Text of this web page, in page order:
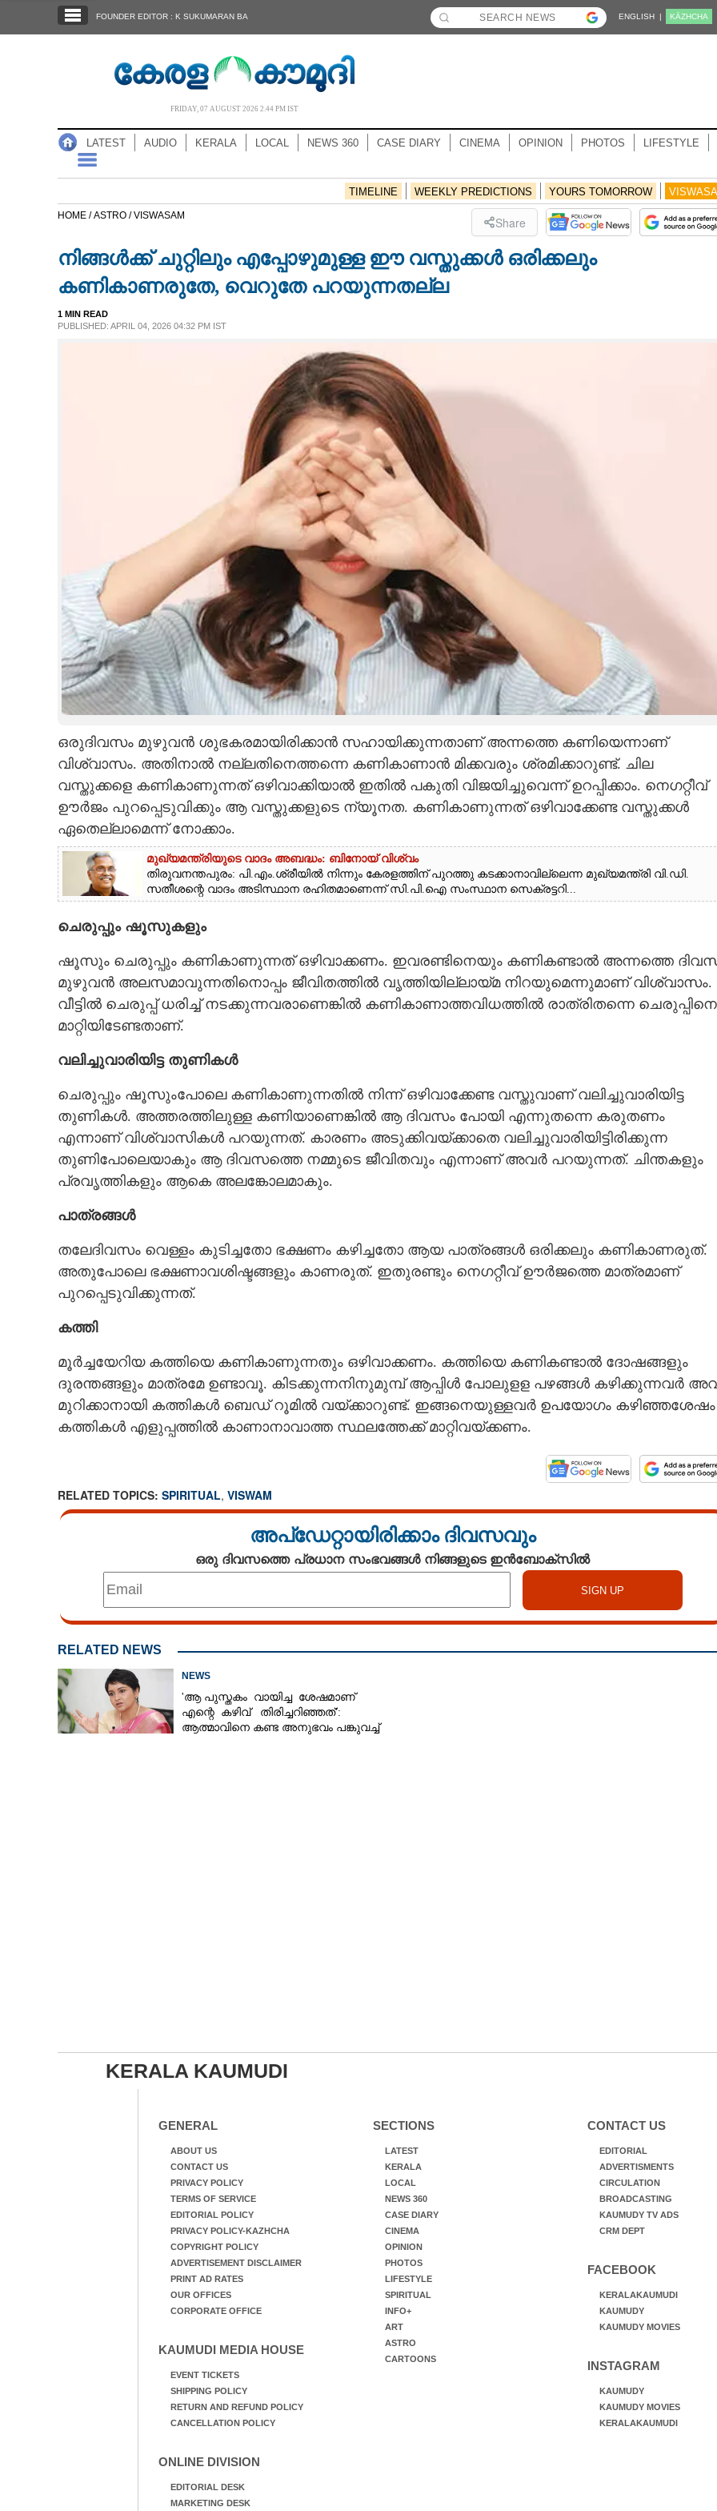
NOTIFIED NEWS
NEWS 360
CASE DIARY
CARTOONS
LITERATURE
CONTACT US
FOUNDER EDITOR : K SUKUMARAN BA ENGLISH | KĀZHCHA
FRIDAY, 07 AUGUST 2026 2.44 PM IST
LATEST AUDIO KERALA LOCAL NEWS 360 CASE DIARY CINEMA OPINION PHOTOS LIFESTYLE
TIMELINE WEEKLY PREDICTIONS YOURS TOMORROW
HOME /ASTRO /VISWASAM Share
നിങ്ങൾക്ക് ചുറ്റിലും എപ്പോഴുമുള്ള ഈ വസ്തുക്കൾ ഒരിക്കലും
കണികാണരുതേ, വെറുതേ പറയുന്നതല്ല
1 MIN READ
PUBLISHED: APRIL 04, 2026 04:32 PM IST
ഒരുദിവസം മുഴുവൻ ശുഭകരമായിരിക്കാൻ സഹായിക്കുന്നതാണ് അന്നത്തെ കണിയെന്നാണ്
വിശ്വാസം. അതിനാൽ നല്ലതിനെത്തന്നെ കണികാണാൻ മിക്കവരും ശ്രമിക്കാറുണ്ട്. ചില
വസ്തുക്കളെ കണികാണുന്നത് ഒഴിവാക്കിയാൽ ഇതിൽ പകുതി വിജയിച്ചുവെന്ന് ഉറപ്പിക്കാം. നെഗറ്റീവ്
ഊർജം പുറപ്പെടുവിക്കും ആ വസ്തുക്കളുടെ ന്യൂനത. കണികാണുന്നത് ഒഴിവാക്കേണ്ട വസ്തുക്കൾ
ഏതെല്ലാമെന്ന് നോക്കാം.
മുഖ്യമന്ത്രിയുടെ വാദം അബദ്ധം: ബിനോയ് വിശ്വം
തിരുവനന്തപുരം: പി.എം.ശ്രീയിൽ നിന്നും കേരളത്തിന് പുറത്തു കടക്കാനാവില്ലെന്ന മുഖ്യമന്ത്രി വി.ഡി.
സതീശന്റെ വാദം അടിസ്ഥാന രഹിതമാണെന്ന് സി.പി.ഐ സംസ്ഥാന സെക്രട്ടറി...
ചെരുപ്പും ഷൂസുകളും
ഷൂസും ചെരുപ്പും കണികാണുന്നത് ഒഴിവാക്കണം. ഇവരണ്ടിനെയും കണികണ്ടാൽ അന്നത്തെ
മുഴുവൻ അലസമാവുന്നതിനൊപ്പം ജീവിതത്തിൽ വൃത്തിയില്ലായ്മ നിറയുമെന്നുമാണ് വിശ്വാസം.
വീട്ടിൽ ചെരുപ്പ് ധരിച്ച് നടക്കുന്നവരാണെങ്കിൽ കണികാണാത്തവിധത്തിൽ രാത്രിതന്നെ ചെരുപ്പിനെ
മാറ്റിയിടേണ്ടതാണ്.
വലിച്ചുവാരിയിട്ട തുണികൾ
ചെരുപ്പും ഷൂസുംപോലെ കണികാണുന്നതിൽ നിന്ന് ഒഴിവാക്കേണ്ട വസ്തുവാണ് വലിച്ചുവാരിയിട്ട
തുണികൾ. അത്തരത്തിലുള്ള കണിയാണെങ്കിൽ ആ ദിവസം പോയി എന്നുതന്നെ കരുതണം
എന്നാണ് വിശ്വാസികൾ പറയുന്നത്. കാരണം അടുക്കിവയ്ക്കാതെ വലിച്ചുവാരിയിട്ടിരിക്കുന്ന
തുണിപോലെയാകും ആ ദിവസത്തെ നമ്മുടെ ജീവിതവും എന്നാണ് അവർ പറയുന്നത്. ചിന്തകളും
പ്രവൃത്തികളും ആകെ അലങ്കോലമാകും.
പാത്രങ്ങൾ
തലേദിവസം വെള്ളം കുടിച്ചതോ ഭക്ഷണം കഴിച്ചതോ ആയ പാത്രങ്ങൾ ഒരിക്കലും കണികാണരുത്.
അതുപോലെ ഭക്ഷണാവശിഷ്ടങ്ങളും കാണരുത്. ഇതുരണ്ടും നെഗറ്റീവ്ഊർജത്തെ മാത്രമാണ്
പുറപ്പെടുവിക്കുന്നത്.
കത്തി
മൂർച്ചയേറിയ കത്തിയെ കണികാണുന്നതും ഒഴിവാക്കണം. കത്തിയെ കണികണ്ടാൽ ദോഷങ്ങളും
ദുരന്തങ്ങളും മാത്രമേ ഉണ്ടാവൂ. കിടക്കുന്നനിനുമുമ്പ് ആപ്പിൾ പോലുളള പഴങ്ങൾ കഴിക്കുന്നവർ
മുറിക്കാനായി കത്തികൾ ബെഡ് റൂമിൽ വയ്ക്കാറുണ്ട്. ഇങ്ങനെയുള്ളവർ ഉപയോഗം കഴിഞ്ഞശേഷം
കത്തികൾ എളുപ്പത്തിൽ കാണാനാവാത്ത സ്ഥലത്തേക്ക് മാറ്റിവയ്ക്കണം.
RELATED TOPICS: SPIRITUAL, VISWAM
അപ്ഡേറ്റായിരിക്കാം ദിവസവും
ഒരു ദിവസത്തെ പ്രധാന സംഭവങ്ങൾ നിങ്ങളുടെ ഇൻബോക്സിൽ
RELATED NEWS
NEWS
'ആ പുസ്തകം വായിച്ച ശേഷമാണ്
എന്റെ കഴിവ് തിരിച്ചറിഞ്ഞത്':
ആത്മാവിനെ കണ്ട അനുഭവം പങ്കുവച്ച്
KERALA KAUMUDI
GENERAL
ABOUT US
CONTACT US
PRIVACY POLICY
TERMS OF SERVICE
EDITORIAL POLICY
PRIVACY POLICY-KAZHCHA
COPYRIGHT POLICY
ADVERTISEMENT DISCLAIMER
PRINT AD RATES
OUR OFFICES
CORPORATE OFFICE
KAUMUDI MEDIA HOUSE
EVENT TICKETS
SHIPPING POLICY
RETURN AND REFUND POLICY
CANCELLATION POLICY
ONLINE DIVISION
EDITORIAL DESK
MARKETING DESK
SECTIONS
LATEST
KERALA
LOCAL
NEWS 360
CASE DIARY
CINEMA
OPINION
PHOTOS
LIFESTYLE
SPIRITUAL
INFO+
ART
ASTRO
CARTOONS
CONTACT US
EDITORIAL
ADVERTISMENTS
CIRCULATION
BROADCASTING
KAUMUDY TV ADS
CRM DEPT
FACEBOOK
KERALAKAUMUDI
KAUMUDY
KAUMUDY MOVIES
INSTAGRAM
KAUMUDY
KAUMUDY MOVIES
KERALAKAUMUDI
നിങ്ങൾക്ക് ചുറ്റിലും എപ്പോഴുമുള്ള ഈ
വസ്തുക്കൾ ഒരിക്കലും കണികാണരുതേ,
വെറുതേ പറയുന്നതല്ല
Copy Link